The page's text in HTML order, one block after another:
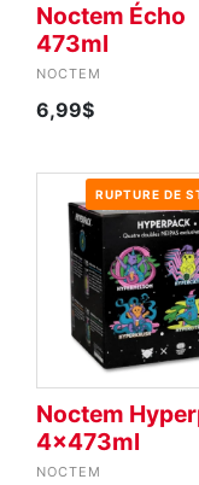
Noctem Écho
473ml
NOCTEM
6,99$
RUPTURE DE
Noctem
4x473ml
NOCTEM